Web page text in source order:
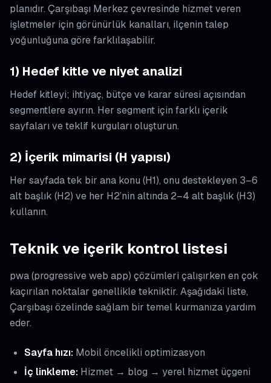
planıdır. Çarşıbaşı Merkez çevresinde hizmet veren
işletmeler için görünürlük kanalları, ilçenin talep
yoğunluğuna göre farklılaşabilir.
1) Hedef kitle ve niyet analizi
Hedef kitleyi; ihtiyaç, bütçe ve karar süresi açısından
segmentlere ayırın. Her segment için farklı içerik
sayfaları ve teklif kurguları oluşturun.
2) İçerik mimarisi (H yapısı)
Her sayfada tek bir ana konu (H1), onu destekleyen 3–6
alt başlık (H2) ve her H2’nin altında 2–4 alt başlık (H3)
kullanın.
Teknik ve içerik kontrol listesi
pwa (progressive web app) çözümleri çalışırken en çok
kaçırılan noktalar genellikle tekniktir. Aşağıdaki liste,
Çarşıbaşı özelinde sağlam bir temel kurmanıza yardım
eder.
Sayfa hızı: Mobil öncelikli optimizasyon
İç linkleme: Hizmet → blog → yerel hizmet üçgeni